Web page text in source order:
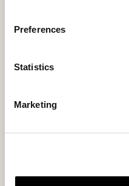
Preferences
Statistics
Marketing
Pantoufles chaudes en peau de